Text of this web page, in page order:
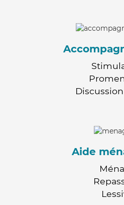
Aide